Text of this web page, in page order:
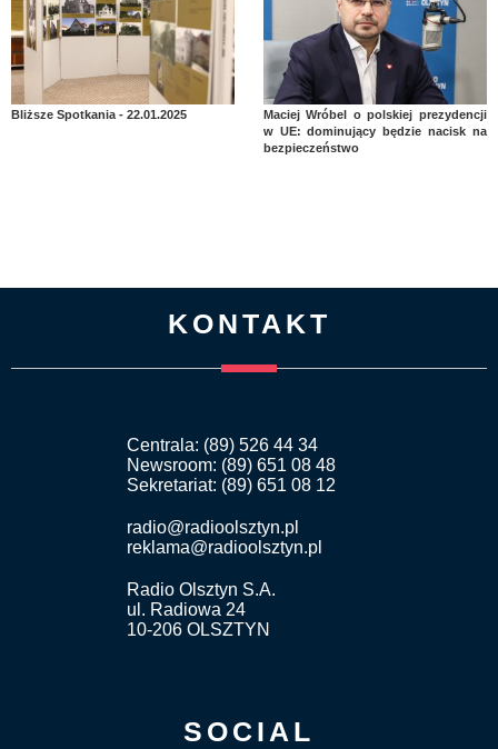
Bliższe Spotkania - 22.01.2025
Maciej Wróbel o polskiej prezydencji
w UE: dominujący będzie nacisk na
bezpieczeństwo
KONTAKT
Centrala: (89) 526 44 34
Newsroom: (89) 651 08 48
Sekretariat: (89) 651 08 12
radio@radioolsztyn.pl
reklama@radioolsztyn.pl
Radio Olsztyn S.A.
ul. Radiowa 24
10-206 OLSZTYN
SOCIAL